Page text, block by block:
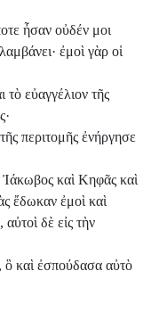
ἦσαν οὐδέν μοι
ἐμοὶ γὰρ οἱ
τὸ εὐαγγέλιον τῆς
περιτομῆς ἐνήργησε
Ἰάκωβος καὶ Κηφᾶς καὶ
ἔδωκαν ἐμοὶ καὶ
δὲ εἰς τὴν
καὶ ἐσπούδασα αὐτὸ